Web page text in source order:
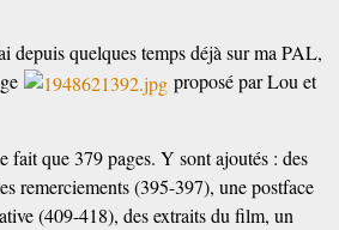
depuis quelques temps déjà sur ma PAL,
proposé par Lou et
fait que 379 pages. Y sont ajoutés : des
remerciements (395-397), une postface
(409-418), des extraits du film, un